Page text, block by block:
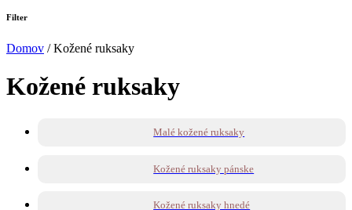
Filter
Domov / Kožené ruksaky
Kožené ruksaky
Malé kožené ruksaky
Kožené ruksaky pánske
Kožené ruksaky hnedé